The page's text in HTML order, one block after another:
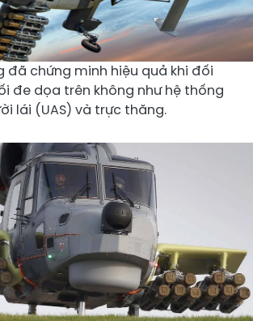
đã chứng minh hiệu quả khi đối
đe dọa trên không như hệ thống
lái (UAS) và trực thăng.